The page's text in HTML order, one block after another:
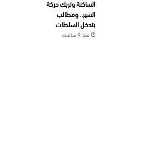
الساكنة وتربك حركة
السير.. ومطالب
بتدخل السلطات
منذ 9 ساعات